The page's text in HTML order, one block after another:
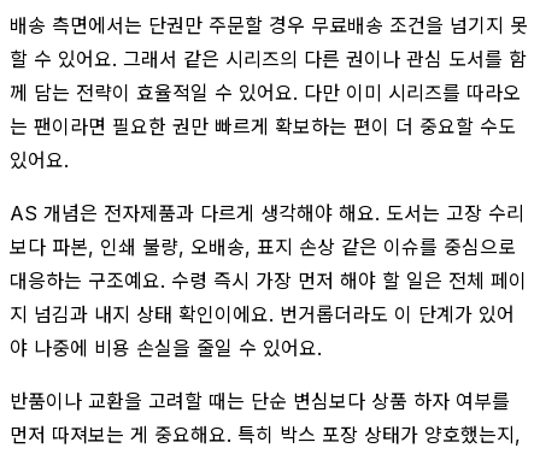
배송 측면에서는 단권만 주문할 경우 무료배송 조건을 넘기지 못
할 수 있어요. 그래서 같은 시리즈의 다른 권이나 관심 도서를 함
께 담는 전략이 효율적일 수 있어요. 다만 이미 시리즈를 따라오
는 팬이라면 필요한 권만 빠르게 확보하는 편이 더 중요할 수도
있어요.
AS 개념은 전자제품과 다르게 생각해야 해요. 도서는 고장 수리
보다 파본, 인쇄 불량, 오배송, 표지 손상 같은 이슈를 중심으로
대응하는 구조예요. 수령 즉시 가장 먼저 해야 할 일은 전체 페이
지 넘김과 내지 상태 확인이에요. 번거롭더라도 이 단계가 있어
야 나중에 비용 손실을 줄일 수 있어요.
반품이나 교환을 고려할 때는 단순 변심보다 상품 하자 여부를
먼저 따져보는 게 중요해요. 특히 박스 포장 상태가 양호했는지,